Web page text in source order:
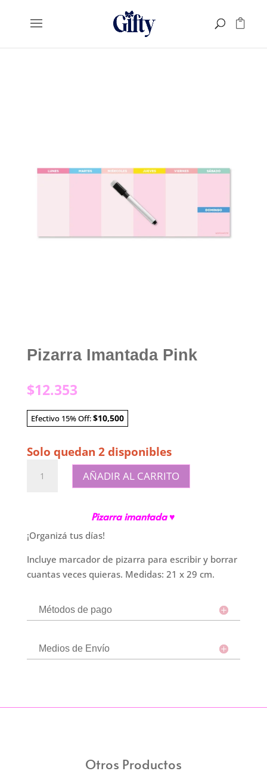
Pizarra Imantada Pink
$12.353
Efectivo 15% Off:$10,500
Solo quedan 2 disponibles
Imantada
AÑADIR AL CARRITO
Pizarra imantada ♥
¡Organizá tus días!
Incluye marcador de pizarra para escribir y borrar
cuantas veces quieras. Medidas: 21 x 29 cm.
Métodos de pago
Medios de Envío
Otros Productos